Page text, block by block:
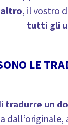
, il vostro
tutti gli
LE
tradurre un